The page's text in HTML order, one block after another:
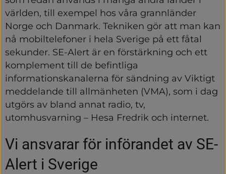
världen, till exempel hos våra grannländer
Norge och Danmark. Tekniken gör att man kan
nå mobiltelefoner i hela Sverige på ett fåtal
sekunder. SE-Alert är en förstärkning och ett
komplement till de befintliga
informationskanalerna för sändning av Viktigt
meddelande till allmänheten (VMA), som i dag
utgörs av bland annat radio, tv,
utomhusvarning – Hesa Fredrik och internet.
Vi ansvarar för införandet av SE-
Alert i Sverige